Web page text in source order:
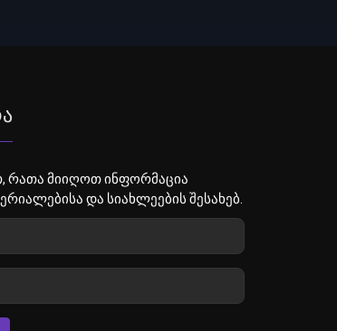
რათა მიიღოთ ინფორმაცია
და სიახლეების შესახებ.